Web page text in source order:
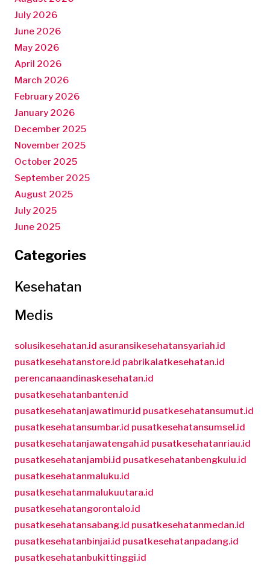
July 2026
June 2026
May 2026
April 2026
March 2026
February 2026
January 2026
December 2025
November 2025
October 2025
September 2025
August 2025
July 2025
June 2025
Categories
Kesehatan
Medis
solusikesehatan.id asuransikesehatansyariah.id
pusatkesehatanstore.id pabrikalatkesehatan.id
perencanaandinaskesehatan.id
pusatkesehatanbanten.id
pusatkesehatanjawatimur.id pusatkesehatansumut.id
pusatkesehatansumbar.id pusatkesehatansumsel.id
pusatkesehatanjawatengah.id pusatkesehatanriau.id
pusatkesehatanjambi.id pusatkesehatanbengkulu.id
pusatkesehatanmaluku.id
pusatkesehatanmalukuutara.id
pusatkesehatangorontalo.id
pusatkesehatansabang.id pusatkesehatanmedan.id
pusatkesehatanbinjai.id pusatkesehatanpadang.id
pusatkesehatanbukittinggi.id